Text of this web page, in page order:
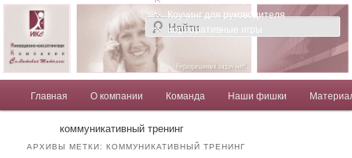
Солдатова Татьяна
Компания Солдатовой Татьяны
Главное менюПерейти к основному содержимому
Перейти к дополнительному содержимому
Главная О компании Команда Наши фишки
Коучинг для руководителя
Корпоративные игры
коммуникативный тренинг
АРХИВЫ МЕТКИ:КОММУНИКАТИВНЫЙ ТРЕНИНГ